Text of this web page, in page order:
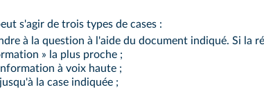
s'agir de trois types de cases :
à la question à l'aide du document indiqué. Si la
» la plus proche ;
à voix haute ;
la case indiquée ;